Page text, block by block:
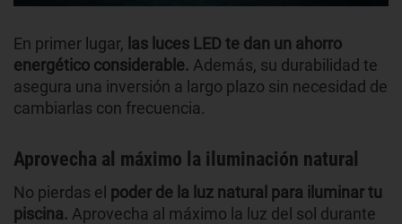
En primer lugar, las luces LED te dan un ahorro
energético considerable. Además, su durabilidad te
asegura una inversión a largo plazo sin necesidad de
cambiarlas con frecuencia.
Aprovecha al máximo la iluminación natural
No pierdas el poder de la luz natural para iluminar tu
piscina. Aprovecha al máximo la luz del sol durante